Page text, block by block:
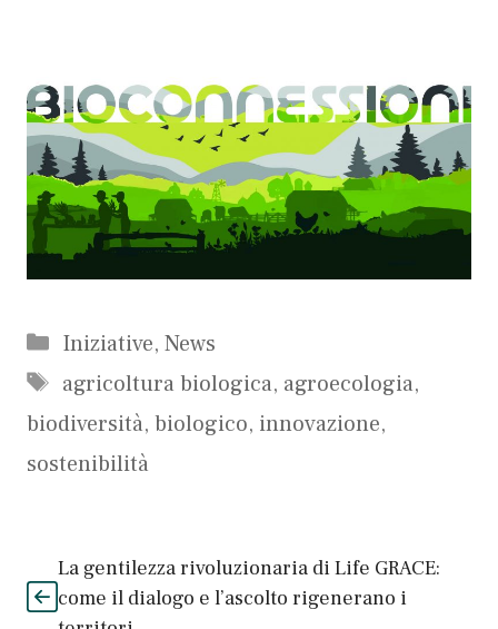
Categorie
Iniziative, News
Tag
agricoltura biologica, agroecologia,
biodiversità, biologico, innovazione,
sostenibilità
La gentilezza rivoluzionaria di Life GRACE:
come il dialogo e l’ascolto rigenerano i